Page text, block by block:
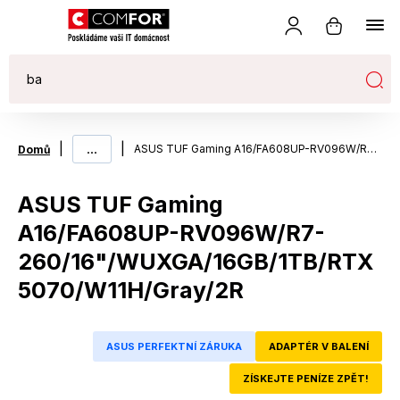
Domů ... ASUS TUF Gaming A16/FA608UP-RV096W/R7-260/16"/WUXGA/16GB/1TB/RTX 5070/W11H/Gray/2R
ASUS TUF Gaming
A16/FA608UP-RV096W/R7-
260/16"/WUXGA/16GB/1TB/RTX
5070/W11H/Gray/2R
ASUS PERFEKTNÍ ZÁRUKA ADAPTÉR V BALENÍ
ZÍSKEJTE PENÍZE ZPĚT!